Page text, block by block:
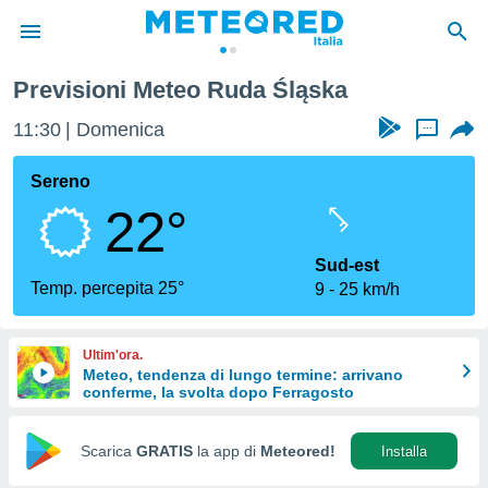
di
per
le
di
Web
Previsioni Meteo Ruda Śląska
11:30 Domenica ...
Sereno
22°
Temp. percepita 25°
Sud-est
9
25 km/h
Ultim'ora.
Meteo, tendenza di lungo termine: arrivano
conferme, la svolta dopo Ferragosto
Scarica GRATIS la app di Meteored! Installa